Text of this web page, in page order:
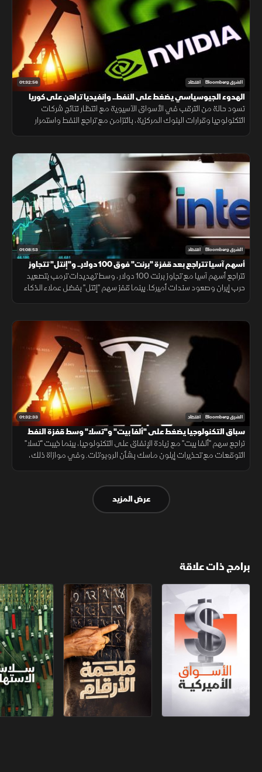
01:32:56 الشرق Bloomberg اقتصاد
الهدوء الجيوسياسي يضغط على النفط.. وإنفيديا تراهن على كوريا
تسود حالة من الترقب في الأسواق الآسيوية مع انتظار نتائج شركات
التكنولوجيا وقرارات البنوك المركزية، بالتزامن مع تراجع النفط واستمرار
01:08:53 الشرق Bloomberg اقتصاد
أسهم آسيا تتراجع بعد قفزة "برنت" فوق 100 دولار.. و"إنتل" تتجاوز
التوقعات
تتراجع أسهم آسيا مع تجاوز برنت 100 دولار، وسط تهديدات ترمب بتصعيد
حرب إيران وصعود سندات أميركا. بينما قفز سهم "إنتل" بفضل عملاء الذكاء
01:32:33 الشرق Bloomberg اقتصاد
سباق التكنولوجيا يضغط على "ألفا بيت" و"تسلا" وسط قفزة النفط
بسبب التوترات
تراجع سهم "ألفا بيت" مع زيادة الإنفاق على التكنولوجيا، بينما خيبت "تسلا"
التوقعات مع تحذيرات إيلون ماسك بشأن الروبوتات. وفي موازاة ذلك،
عرض المزيد
برامج ذات علاقة
الأسواق الأميركية ملحمة الأرقام سلاسل